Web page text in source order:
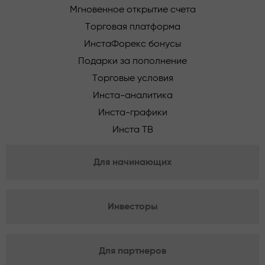
Мгновенное открытие счета
Торговая платформа
ИнстаФорекс бонусы
Подарки за пополнение
Торговые условия
Инста-аналитика
Инста-графики
Инста ТВ
Для начинающих
Инвесторы
Для партнеров